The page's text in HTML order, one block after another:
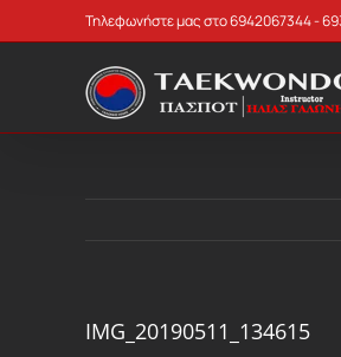
to
Τηλεφωνήστε μας στο 6942067344 -
IMG_20190511_134615